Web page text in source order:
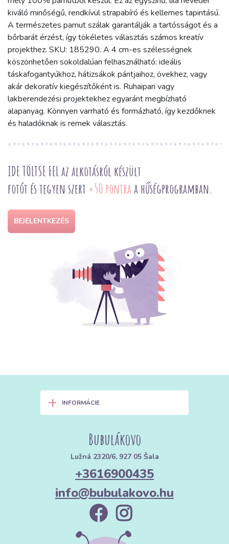
kiváló minőségű, rendkívül strapabíró és kellemes tapintású.
A természetes pamut szálak garantálják a tartósságot és a
bőrbarát érzést, így tökéletes választás számos kreatív
projekthez. SKU: 185290. A 4 cm-es szélességnek
köszönhetően sokoldalúan felhasználható: ideális
táskafogantyúkhoz, hátizsákok pántjaihoz, övekhez, vagy
akár dekoratív kiegészítőként is. Ruhaipari vagy
lakberendezési projektekhez egyaránt megbízható
alapanyag. Könnyen varrható és formázható, így kezdőknek
és haladóknak is remek választás.
IDE TÖLTSE FEL az alkotásról készült
fotót és tegyen szert +50 pontraa hűségprogramban.
BEJELENTKEZÉS
+ INFORMÁCIE
Bubulákovo
Lužná 2320/6, 927 05 Šala
+3616900435
info@bubulakovo.hu